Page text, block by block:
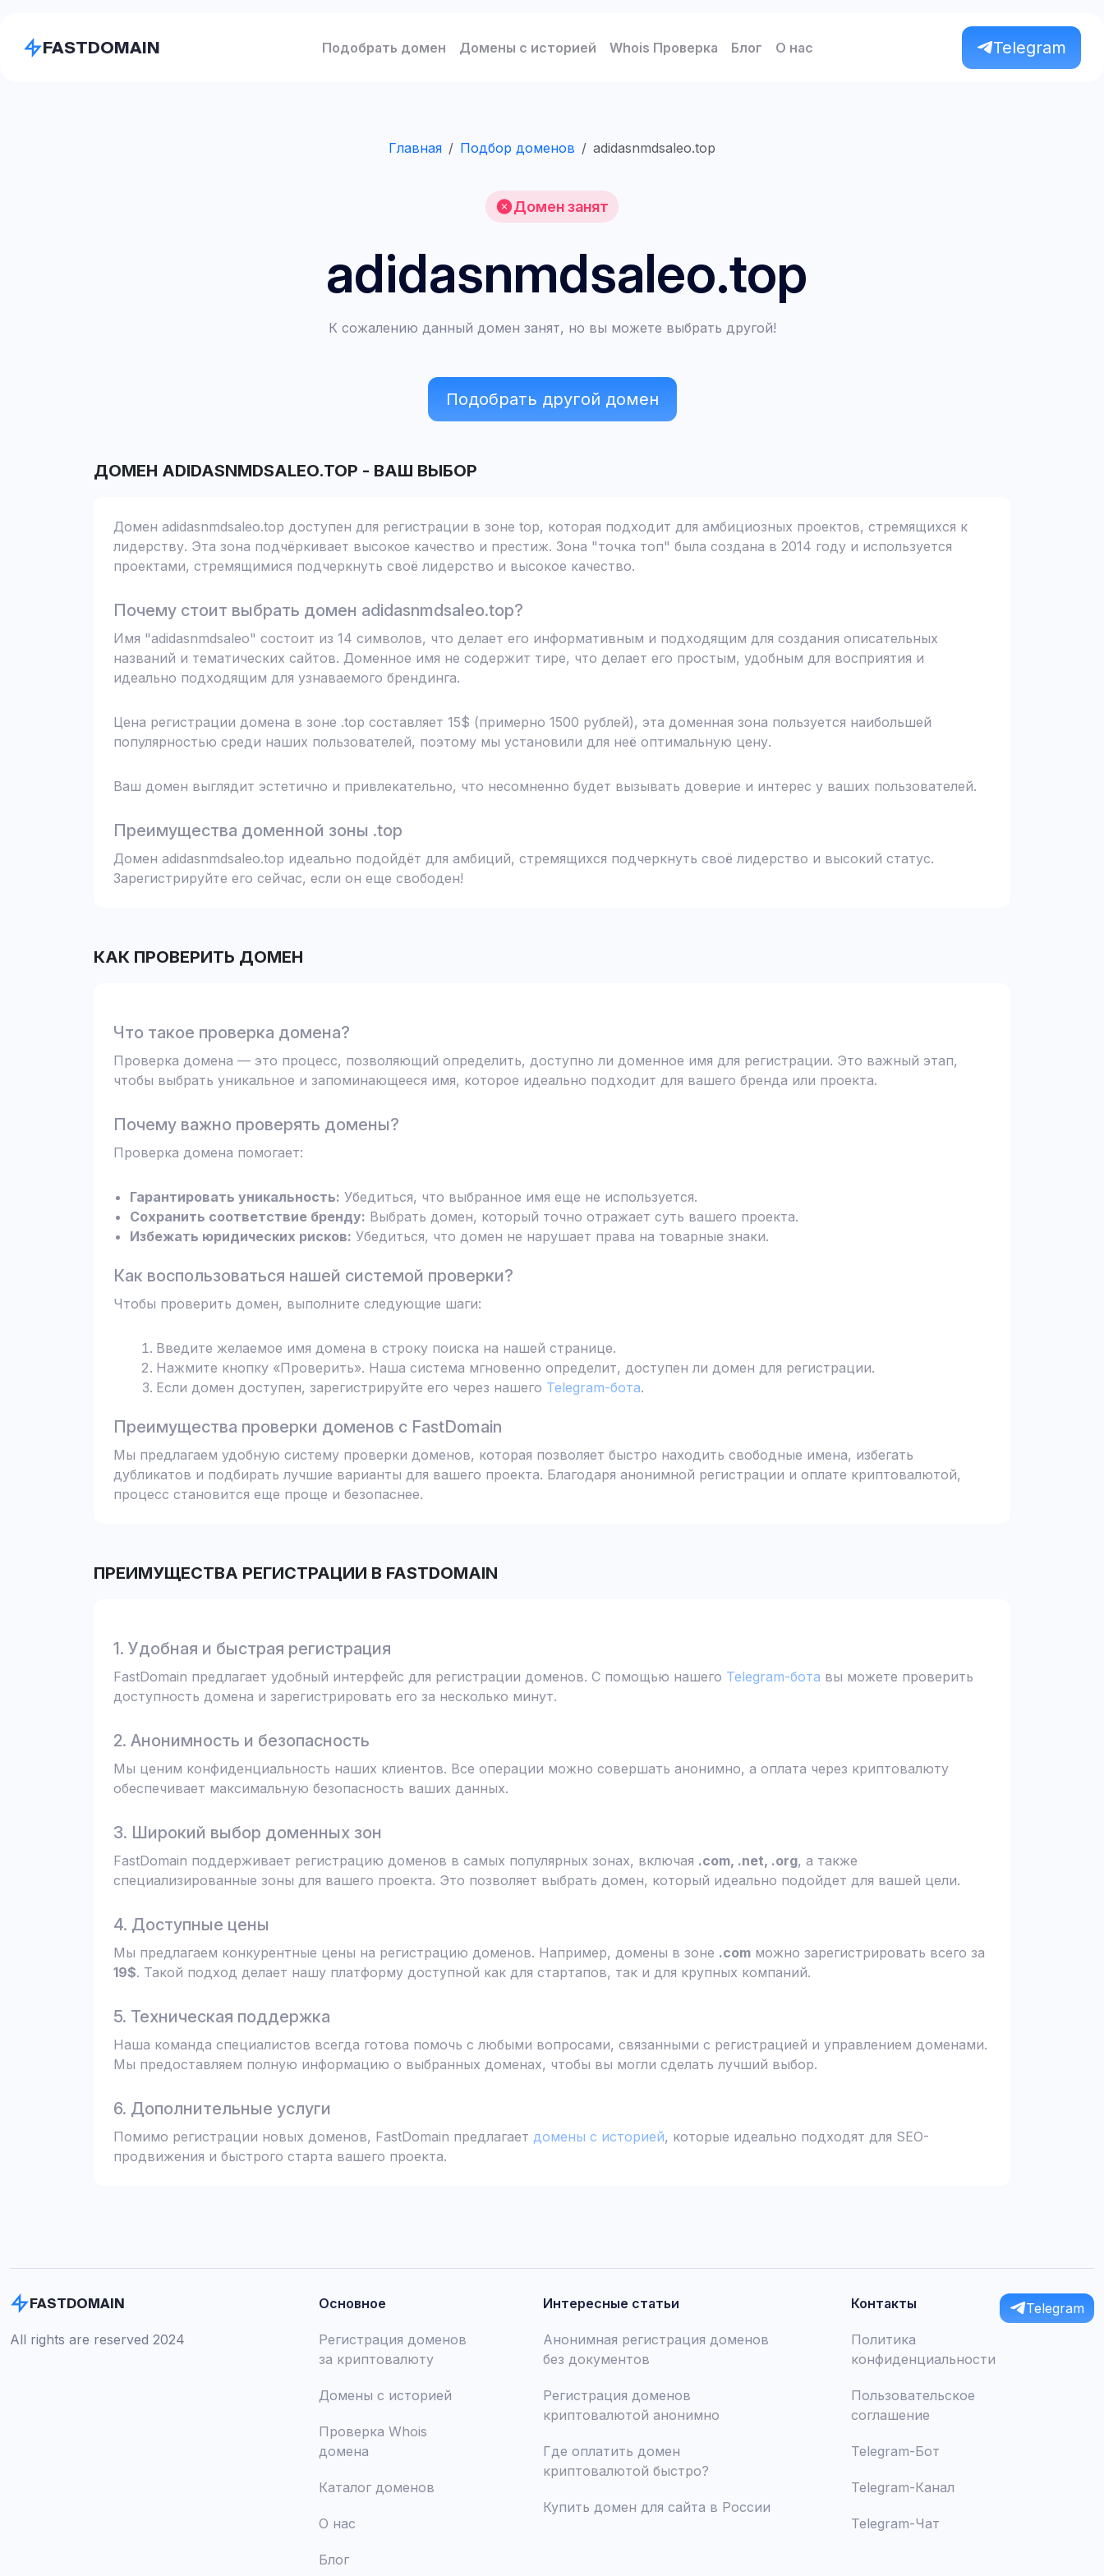
FASTDOMAIN Подобрать домен Домены с историей Whois Проверка Блог О нас Telegram
Главная Подбор доменов adidasnmdsaleo.top
Домен занят
adidasnmdsaleo.top
К сожалению данный домен занят, но вы можете выбрать другой!
Подобрать другой домен
ДОМЕН ADIDASNMDSALEO.TOP - ВАШ ВЫБОР
Домен adidasnmdsaleo.top доступен для регистрации в зоне top, которая подходит для амбициозных проектов, стремящихся к
лидерству. Эта зона подчёркивает высокое качество и престиж. Зона "точка топ" была создана в 2014 году и используется
проектами, стремящимися подчеркнуть своё лидерство и высокое качество.
Почему стоит выбрать домен adidasnmdsaleo.top?
Имя "adidasnmdsaleo" состоит из 14 символов, что делает его информативным и подходящим для создания описательных
названий и тематических сайтов. Доменное имя не содержит тире, что делает его простым, удобным для восприятия и
идеально подходящим для узнаваемого брендинга.
Цена регистрации домена в зоне .top составляет 15$ (примерно 1500 рублей), эта доменная зона пользуется наибольшей
популярностью среди наших пользователей, поэтому мы установили для неё оптимальную цену.
Ваш домен выглядит эстетично и привлекательно, что несомненно будет вызывать доверие и интерес у ваших пользователей.
Преимущества доменной зоны .top
Домен adidasnmdsaleo.top идеально подойдёт для амбиций, стремящихся подчеркнуть своё лидерство и высокий статус.
Зарегистрируйте его сейчас, если он еще свободен!
КАК ПРОВЕРИТЬ ДОМЕН
Что такое проверка домена?
Проверка домена — это процесс, позволяющий определить, доступно ли доменное имя для регистрации. Это важный этап,
чтобы выбрать уникальное и запоминающееся имя, которое идеально подходит для вашего бренда или проекта.
Почему важно проверять домены?
Проверка домена помогает:
Гарантировать уникальность: Убедиться, что выбранное имя еще не используется.
Сохранить соответствие бренду: Выбрать домен, который точно отражает суть вашего проекта.
Избежать юридических рисков: Убедиться, что домен не нарушает права на товарные знаки.
Как воспользоваться нашей системой проверки?
Чтобы проверить домен, выполните следующие шаги:
Введите желаемое имя домена в строку поиска на нашей странице.
Нажмите кнопку «Проверить». Наша система мгновенно определит, доступен ли домен для регистрации.
Если домен доступен, зарегистрируйте его через нашего Telegram-бота.
Преимущества проверки доменов с FastDomain
Мы предлагаем удобную систему проверки доменов, которая позволяет быстро находить свободные имена, избегать
дубликатов и подбирать лучшие варианты для вашего проекта. Благодаря анонимной регистрации и оплате криптовалютой,
процесс становится еще проще и безопаснее.
ПРЕИМУЩЕСТВА РЕГИСТРАЦИИ В FASTDOMAIN
1. Удобная и быстрая регистрация
FastDomain предлагает удобный интерфейс для регистрации доменов. С помощью нашего Telegram-бота вы можете проверить
доступность домена и зарегистрировать его за несколько минут.
2. Анонимность и безопасность
Мы ценим конфиденциальность наших клиентов. Все операции можно совершать анонимно, а оплата через криптовалюту
обеспечивает максимальную безопасность ваших данных.
3. Широкий выбор доменных зон
FastDomain поддерживает регистрацию доменов в самых популярных зонах, включая .com, .net, .org, а также
специализированные зоны для вашего проекта. Это позволяет выбрать домен, который идеально подойдет для вашей цели.
4. Доступные цены
Мы предлагаем конкурентные цены на регистрацию доменов. Например, домены в зоне .com можно зарегистрировать всего за
19$. Такой подход делает нашу платформу доступной как для стартапов, так и для крупных компаний.
5. Техническая поддержка
Наша команда специалистов всегда готова помочь с любыми вопросами, связанными с регистрацией и управлением доменами.
Мы предоставляем полную информацию о выбранных доменах, чтобы вы могли сделать лучший выбор.
6. Дополнительные услуги
Помимо регистрации новых доменов, FastDomain предлагает домены с историей, которые идеально подходят для SEO-
продвижения и быстрого старта вашего проекта.
FASTDOMAIN
All rights are reserved 2024
Основное
Регистрация доменов
за криптовалюту
Домены с историей
Проверка Whois
домена
Каталог доменов
О нас
Блог
Интересные статьи
Анонимная регистрация доменов
без документов
Регистрация доменов
криптовалютой анонимно
Где оплатить домен
криптовалютой быстро?
Купить домен для сайта в России
Контакты
Политика
конфиденциальности
Пользовательское
соглашение
Telegram-Бот
Telegram-Канал
Telegram-Чат
Telegram